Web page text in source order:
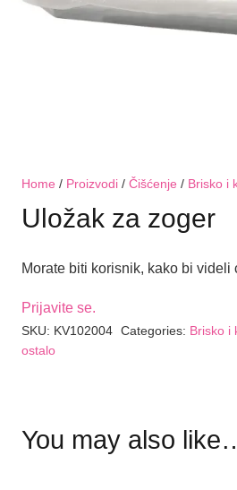
Home / Proizvodi / Čišćenje / Brisko i
Uložak za zoger
Morate biti korisnik, kako bi videli
Prijavite se.
SKU: KV102004 Categories: Brisko i
ostalo
You may also